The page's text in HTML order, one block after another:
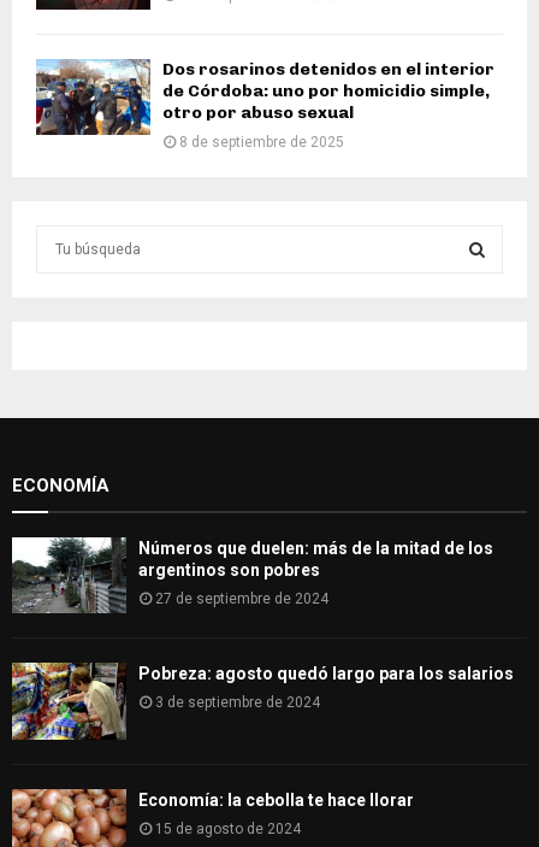
Dos rosarinos detenidos en el interior
de Córdoba: uno por homicidio simple,
otro por abuso sexual
8 de septiembre de 2025
o
H
ECONOMÍA
Números que duelen: más de la mitad de los
argentinos son pobres
27 de septiembre de 2024
Pobreza: agosto quedó largo para los salarios
3 de septiembre de 2024
Economía: la cebolla te hace llorar
15 de agosto de 2024